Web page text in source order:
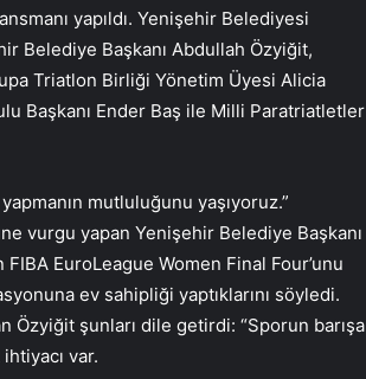
yapıldı. Yenişehir Belediyesi
Belediye Başkanı Abdullah Özyiğit,
Triatlon Birliği Yönetim Üyesi Alicia
Başkanı Ender Baş ile Milli Paratriatletler
mutluluğunu yaşıyoruz.”
vurgu yapan Yenişehir Belediye Başkanı
EuroLeague Women Final Four’unu
ev sahipliği yaptıklarını söyledi.
şunları dile getirdi: “Sporun barışa
var.